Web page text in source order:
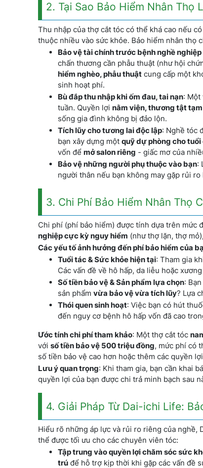
2. Tại Sao Bảo Hiểm Nhân Thọ
Thu nhập của thợ cắt tóc có thể khá cao nếu
thuộc nhiều vào sức khỏe. Bảo hiểm nhân thọ
Bảo vệ tài chính trước bệnh nghề
chấn thương cần phẫu thuật (như hội
hiểm nghèo, phẫu thuật cung cấp một
sinh hoạt phí.
Bù đắp thu nhập khi ốm đau, tai nạn: Một
tuần. Quyền lợi nằm viện, thương tật
sống gia đình không bị đảo lộn.
Tích lũy cho tương lai độc lập: Nghề tóc
bạn xây dựng một quỹ dự phòng cho tuổi
vốn để mở salon riêng - giấc mơ của
Bảo vệ những người phụ thuộc vào bạn:
người thân nếu bạn không may gặp rủi
3. Chi Phí Bảo Hiểm Nhân Thọ
Chi phí (phí bảo hiểm) được tính dựa trên mức
nghiệp cực kỳ nguy hiểm (như thợ lặn, thợ
Các yếu tố ảnh hưởng đến phí bảo hiểm của
Tuổi tác & Sức khỏe hiện tại: Tham gia
Các vấn đề về hô hấp, da liễu hoặc
Số tiền bảo vệ & Sản phẩm lựa chọn:
sản phẩm vừa bảo vệ vừa tích lũy? Lựa
Thói quen sinh hoạt: Việc bạn có hút
đến nguy cơ bệnh hô hấp vốn đã cao
Ước tính chi phí tham khảo: Một thợ cắt tóc
với số tiền bảo vệ 500 triệu đồng, mức phí có
số tiền bảo vệ cao hơn hoặc thêm các quyền
Lưu ý quan trọng: Khi tham gia, bạn cần khai
quyền lợi của bạn được chi trả minh bạch sau
4. Giải Pháp Từ Dai-ichi Life:
Hiểu rõ những áp lực và rủi ro riêng của nghề,
thể được tối ưu cho các chuyên viên tóc:
Tập trung vào quyền lợi chăm sóc sức
trú để hỗ trợ kịp thời khi gặp các vấn đề